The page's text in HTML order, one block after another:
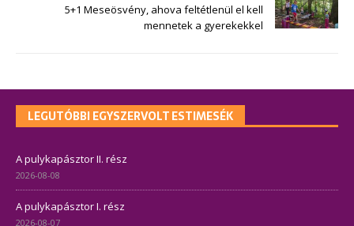
5+1 Meseösvény, ahova feltétlenül el kell
mennetek a gyerekekkel
LEGUTÓBBI EGYSZERVOLT ESTIMESÉK
A pulykapásztor II. rész
2026-08-08
A pulykapásztor I. rész
2026-08-07